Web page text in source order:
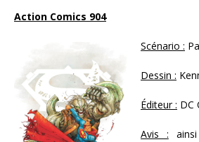
Action Comics 904
Scénario :
Dessin :
Éditeur : DC
Avis :